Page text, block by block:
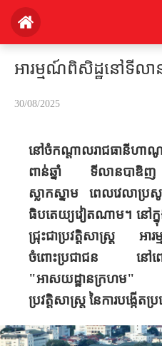
អារម្មណ៍ពិសិដ្ឋនៅទីល
30/08/2025
នៅ​​ចំកណ្ដាល​រាជធានីហ
ពាន់ឆ្នាំ ទីលាន​បាឌិញ
ស្លាកស្នាម​ ពេលវេលាប្រ
ធិបតេយ្យ​វៀតណាម​។ នៅ​ក្
ជ្រុះជាប្រវត្តិសាស្ត្រ អ
ចំពោះប្រជាជន នៅពេ
"អាសយដ្ឋាន​ក្រហម
ប្រវត្តិសាស្ត្រ នៃការបង្កើត